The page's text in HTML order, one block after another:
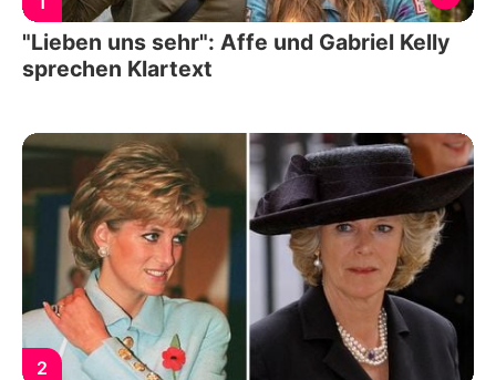
"Lieben uns sehr": Affe und Gabriel Kelly
sprechen Klartext
2